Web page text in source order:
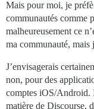
Mais pour moi, je
communautés comme
malheureusement ce
ma communauté, mais
J’envisagerais
non, pour des
comptes iOS/Android.
matière de Discourse,